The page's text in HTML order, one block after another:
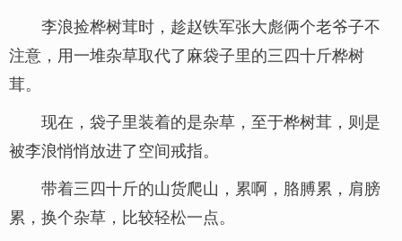
李浪捡桦树茸时，趁赵铁军张大彪俩个老爷子不
注意，用一堆杂草取代了麻袋子里的三四十斤桦树
茸。
现在，袋子里装着的是杂草，至于桦树茸，则是
被李浪悄悄放进了空间戒指。
带着三四十斤的山货爬山，累啊，胳膊累，肩膀
累，换个杂草，比较轻松一点。